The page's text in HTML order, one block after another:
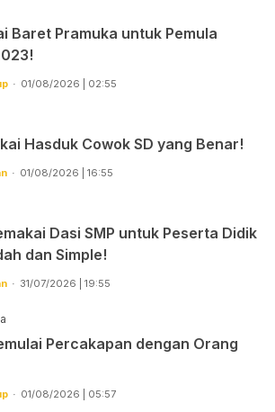
Baret Pramuka untuk Pemula
01/08/2026 | 02:55
Hasduk Cowok SD yang Benar!
01/08/2026 | 16:55
Dasi SMP untuk Peserta Didik
dan Simple!
31/07/2026 | 19:55
Percakapan dengan Orang
01/08/2026 | 05:57